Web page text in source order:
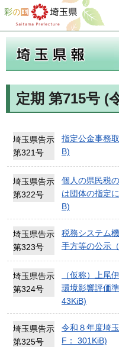
彩の国 埼玉県
定期 第715号 (
埼玉県告示
第321号
指定公金事務
B)
埼玉県告示
第322号
個人の県民税
は団体の指定
B)
埼玉県告示
第323号
税務システム
手方等の公示
埼玉県告示
第324号
（仮称）上尾
環境影響評価
43KiB)
埼玉県告示
第325号
令和８年度埼
F： 301KiB)